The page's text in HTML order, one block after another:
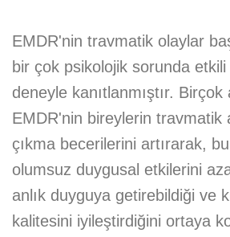
EMDR'nin travmatik olaylar
bir çok psikolojik sorunda
deneyle kanıtlanmıştır. Birçok
EMDR'nin bireylerin travmatik
çıkma becerilerini artırarak, bu
olumsuz duygusal etkilerini
anlık duyguya getirebildiği ve
kalitesini iyileştirdiğini ortaya